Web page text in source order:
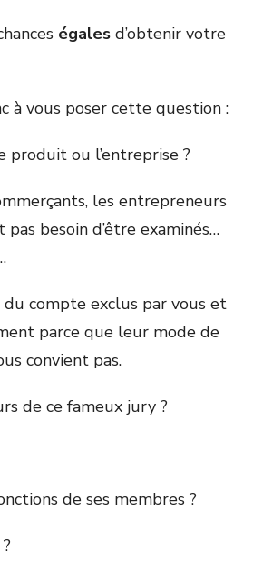
égales d’obtenir votre
à vous poser cette question :
produit ou l’entreprise ?
les entrepreneurs
pas besoin d’être examinés…
compte exclus par vous et
parce que leur mode de
convient pas.
de ce fameux jury ?
de ses membres ?